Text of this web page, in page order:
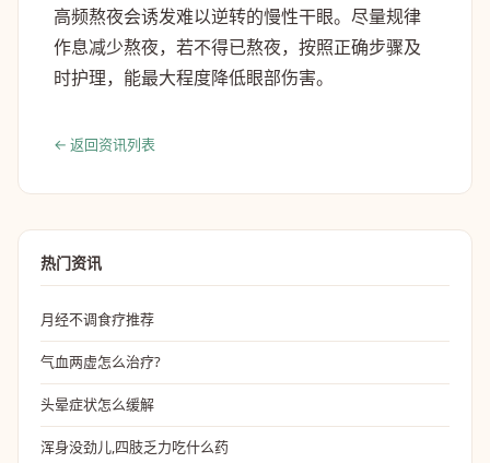
高频熬夜会诱发难以逆转的慢性干眼。尽量规律
作息减少熬夜，若不得已熬夜，按照正确步骤及
时护理，能最大程度降低眼部伤害。
← 返回资讯列表
热门资讯
月经不调食疗推荐
气血两虚怎么治疗?
头晕症状怎么缓解
浑身没劲儿,四肢乏力吃什么药